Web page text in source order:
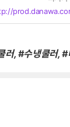
러, #수냉쿨러, #